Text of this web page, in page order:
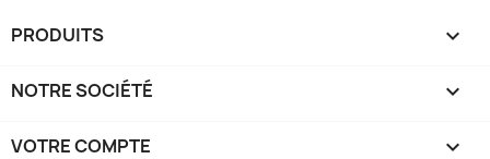
PRODUITS 
NOTRE SOCIÉTÉ 
VOTRE COMPTE 